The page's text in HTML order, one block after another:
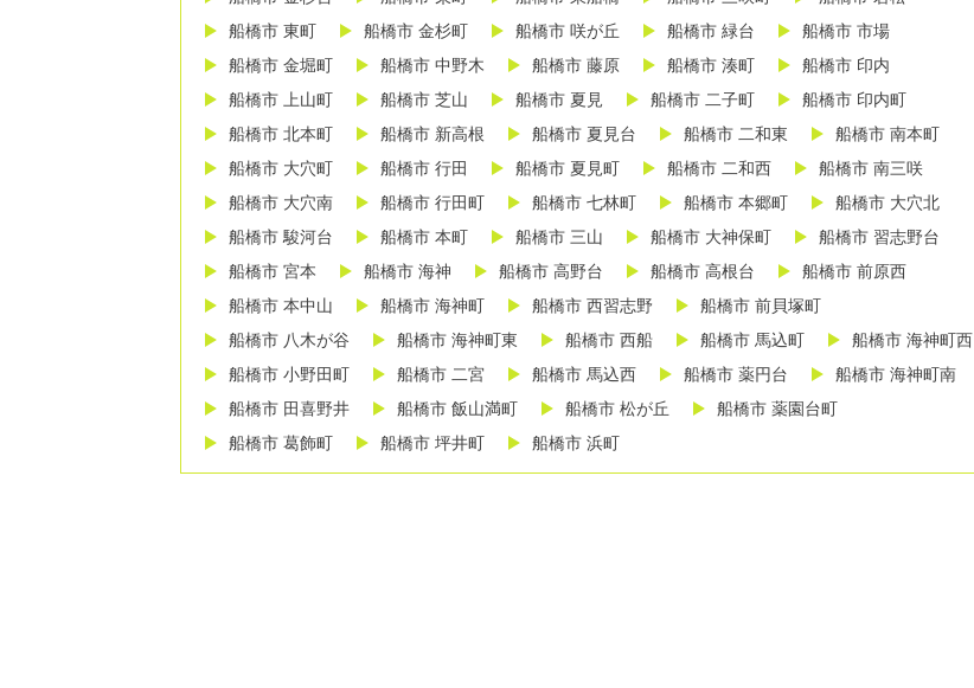
船橋市 東町
船橋市 金杉町 船橋市 咲が丘 船橋市 緑台
船橋市 市場
船橋市 金堀町
船橋市 中野木 船橋市 藤原 船橋市 湊町
船橋市 印内
船橋市 上山町
船橋市 芝山 船橋市 夏見 船橋市 二子町
船橋市 印内町
船橋市 北本町
船橋市 新高根 船橋市 夏見台 船橋市 二和東
船橋市 南本町
船橋市 大穴町
船橋市 行田 船橋市 夏見町 船橋市 二和西
船橋市 南三咲
船橋市 大穴南
船橋市 行田町 船橋市 七林町 船橋市 本郷町
船橋市 大穴北
船橋市 駿河台
船橋市 本町 船橋市 三山 船橋市 大神保町
船橋市 習志野台
船橋市 宮本
船橋市 海神 船橋市 高野台 船橋市 高根台
船橋市 前原西
船橋市 本中山
船橋市 海神町 船橋市 西習志野
船橋市 前貝塚町
船橋市 八木が谷
船橋市 海神町東 船橋市 西船 船橋市 馬込町
船橋市 海神町西
船橋市 小野田町
船橋市 二宮 船橋市 馬込西 船橋市 薬円台
船橋市 海神町南
船橋市 田喜野井
船橋市 飯山満町 船橋市 松が丘
船橋市 薬園台町
船橋市 葛飾町
船橋市 坪井町 船橋市 浜町